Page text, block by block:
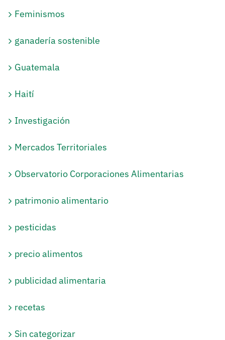
Feminismos
ganadería sostenible
Guatemala
Haití
Investigación
Mercados Territoriales
Observatorio Corporaciones Alimentarias
patrimonio alimentario
pesticidas
precio alimentos
publicidad alimentaria
recetas
Sin categorizar